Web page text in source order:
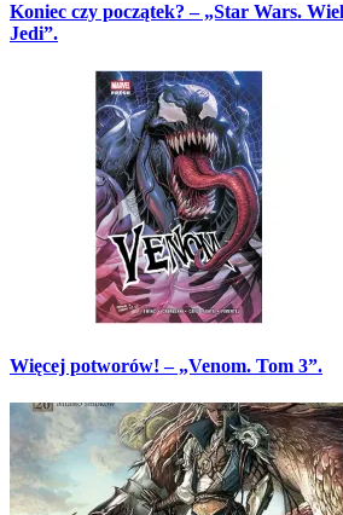
Koniec czy początek? – „Star Wars.
Jedi”.
Więcej potworów! – „Venom. Tom 3”.